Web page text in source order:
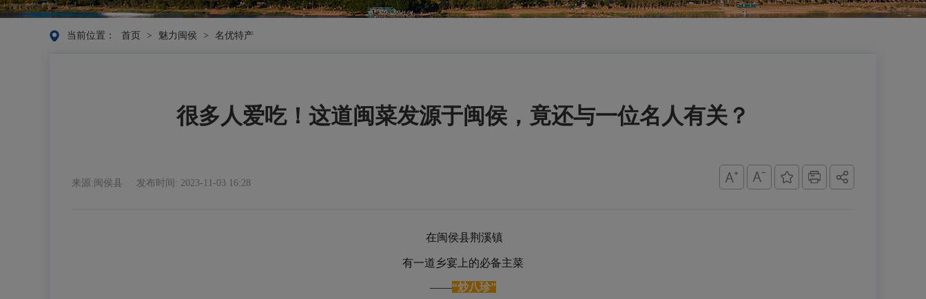
当前位置： 首页 > 魅力闽侯 > 名优特产
很多人爱吃！这道闽菜发源于闽侯，竟还与一位名人有关？
来源:闽侯县 发布时间: 2023-11-03 16:28
在闽侯县荆溪镇
有一道乡宴上的必备主菜
——“炒八珍”